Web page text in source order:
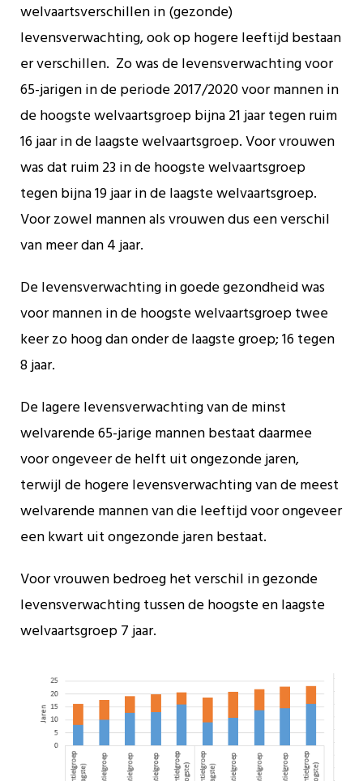
welvaartsverschillen in (gezonde)
levensverwachting, ook op hogere leeftijd bestaan
er verschillen. Zo was de levensverwachting voor
65-jarigen in de periode 2017/2020 voor mannen in
de hoogste welvaartsgroep bijna 21 jaar tegen ruim
16 jaar in de laagste welvaartsgroep. Voor vrouwen
was dat ruim 23 in de hoogste welvaartsgroep
tegen bijna 19 jaar in de laagste welvaartsgroep.
Voor zowel mannen als vrouwen dus een verschil
van meer dan 4 jaar.
De levensverwachting in goede gezondheid was
voor mannen in de hoogste welvaartsgroep twee
keer zo hoog dan onder de laagste groep; 16 tegen
8 jaar.
De lagere levensverwachting van de minst
welvarende 65-jarige mannen bestaat daarmee
voor ongeveer de helft uit ongezonde jaren,
terwijl de hogere levensverwachting van de meest
welvarende mannen van die leeftijd voor ongeveer
een kwart uit ongezonde jaren bestaat.
Voor vrouwen bedroeg het verschil in gezonde
levensverwachting tussen de hoogste en laagste
welvaartsgroep 7 jaar.